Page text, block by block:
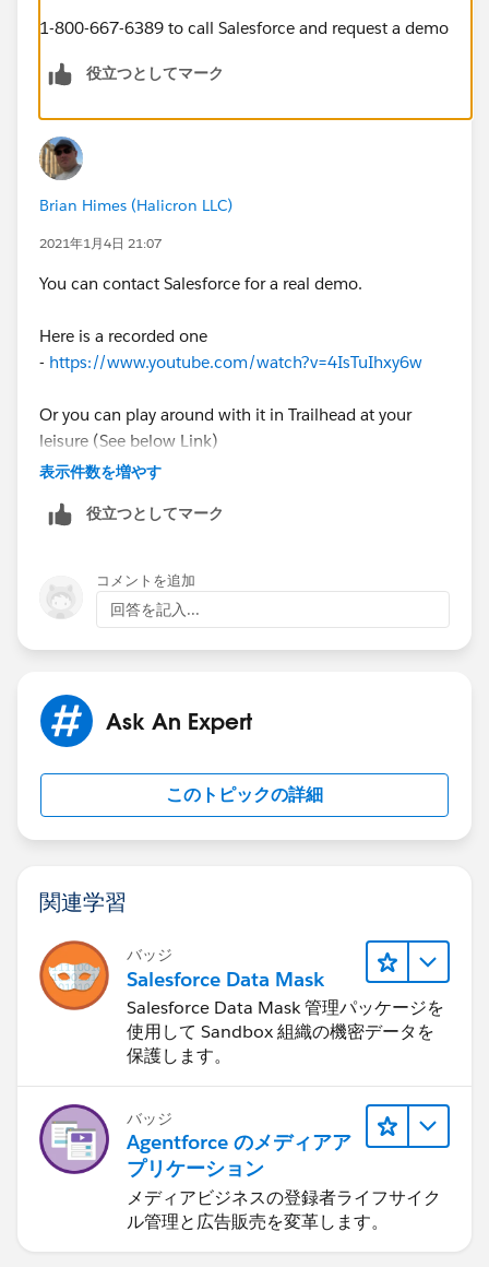
1-800-667-6389 to call Salesforce and request a demo
役立つとしてマーク
Brian Himes (Halicron LLC)
2021年1月4日 21:07
You can contact Salesforce for a real demo.
Here is a recorded one
- https://www.youtube.com/watch?v=4IsTuIhxy6w
Or you can play around with it in Trailhead at your
leisure (See below Link)
odules/collaborative_forecasts_setup/collaborative_fo
表示件数を増やす
役立つとしてマーク
コメントを追加
回答を記入...
Ask An Expert
このトピックの詳細
関連学習
バッジ
Salesforce Data Mask
Salesforce Data Mask 管理パッケージを
使用して Sandbox 組織の機密データを
保護します。
バッジ
Agentforce のメディアア
プリケーション
メディアビジネスの登録者ライフサイク
ル管理と広告販売を変革します。